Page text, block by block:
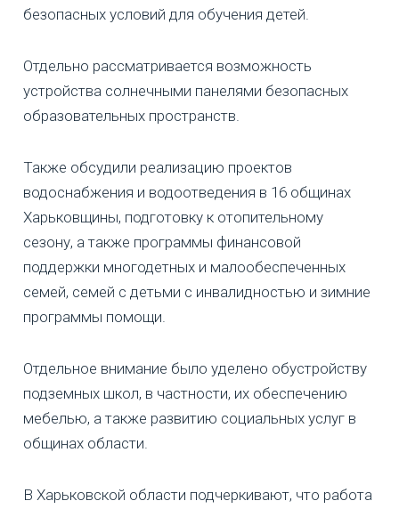
безопасных условий для обучения детей.
Отдельно рассматривается возможность
устройства солнечными панелями безопасных
образовательных пространств.
Также обсудили реализацию проектов
водоснабжения и водоотведения в 16 общинах
Харьковщины, подготовку к отопительному
сезону, а также программы финансовой
поддержки многодетных и малообеспеченных
семей, семей с детьми с инвалидностью и зимние
программы помощи.
Отдельное внимание было уделено обустройству
подземных школ, в частности, их обеспечению
мебелью, а также развитию социальных услуг в
общинах области.
В Харьковской области подчеркивают, что работа